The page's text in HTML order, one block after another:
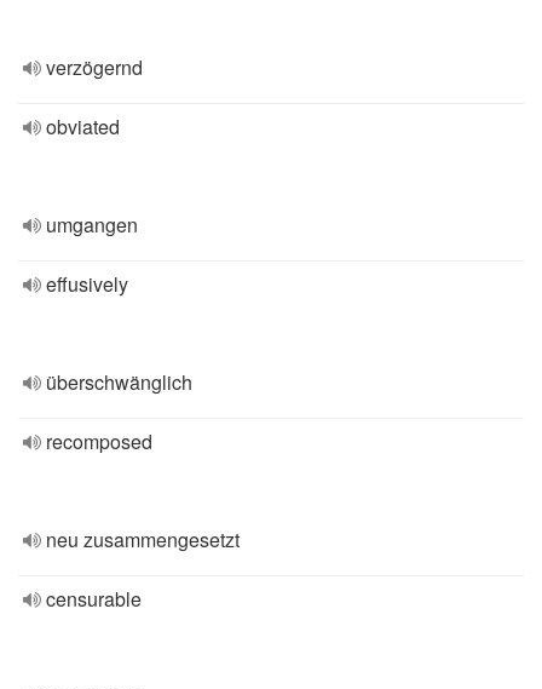
verzögernd
obviated
umgangen
effusively
überschwänglich
recomposed
neu zusammengesetzt
censurable